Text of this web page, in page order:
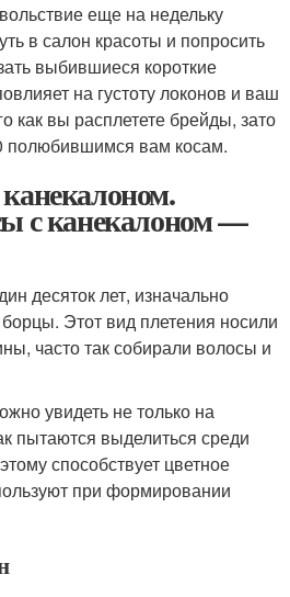
еще на недельку
в салон красоты и попросить
выбившиеся короткие
на густоту локонов и ваш
как вы расплетете брейды, зато
полюбившимся вам косам.
с канекалоном —
десяток лет, изначально
Этот вид плетения носили
часто так собирали волосы и
увидеть не только на
пытаются выделиться среди
способствует цветное
при формировании